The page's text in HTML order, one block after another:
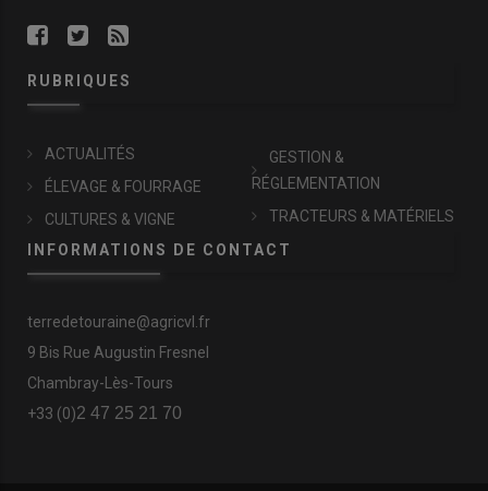
RUBRIQUES
ACTUALITÉS
ÉLEVAGE & FOURRAGE
CULTURES & VIGNE
GESTION &
RÉGLEMENTATION
TRACTEURS & MATÉRIELS
INFORMATIONS DE CONTACT
terredetouraine@agricvl.fr
9 Bis Rue Augustin Fresnel
Chambray-Lès-Tours
+33 (0)2 47 25 21 70